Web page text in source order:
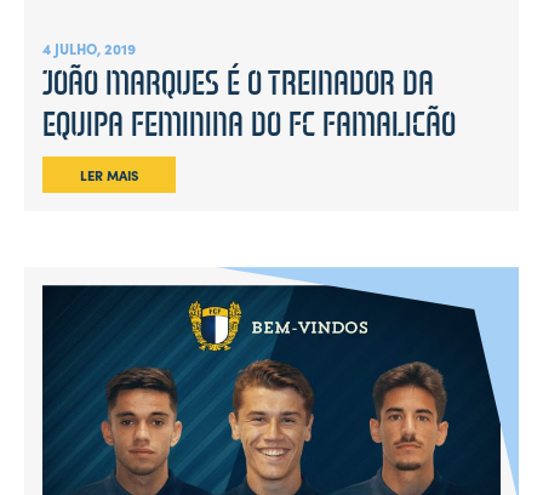
4 JULHO, 2019
JOÃO MARQUES É O TREINADOR DA
EQUIPA FEMININA DO FC FAMALICÃO
LER MAIS